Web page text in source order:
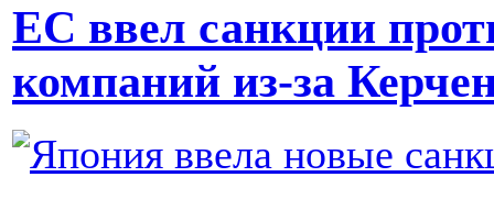
ЕС ввел санкции
компаний из-за